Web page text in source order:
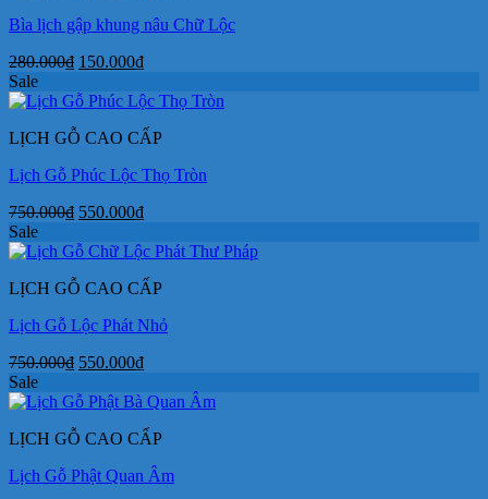
Bìa lịch gập khung nâu Chữ Lộc
280.000₫ Giá
là:
150.000₫Giá
tại
150.000₫.
Sale
LỊCH GỖ CAO CẤP
Lịch Gỗ Phúc Lộc Thọ Tròn
750.000₫ Giá
là:
550.000₫Giá
tại
550.000₫.
Sale
LỊCH GỖ CAO CẤP
Lịch Gỗ Lộc Phát Nhỏ
750.000₫ Giá
là:
550.000₫Giá
tại
550.000₫.
Sale
LỊCH GỖ CAO CẤP
Lịch Gỗ Phật Quan Âm